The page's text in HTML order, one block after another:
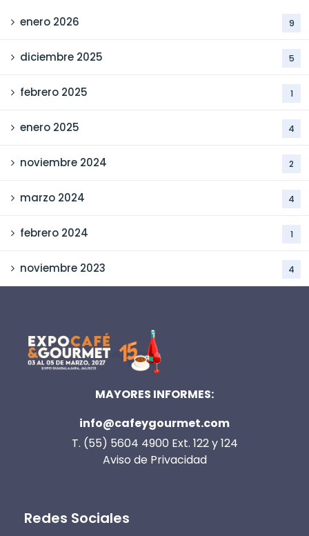
enero 2026 9
diciembre 2025 5
febrero 2025 1
enero 2025 4
noviembre 2024 2
marzo 2024 4
febrero 2024 1
noviembre 2023 4
MAYORES INFORMES:
info@cafeygourmet.com
T. (55) 5604 4900 Ext. 122 y 124
Aviso de Privacidad
Redes Sociales